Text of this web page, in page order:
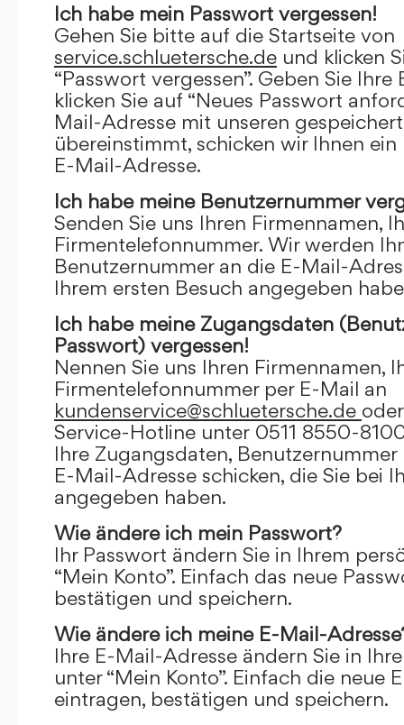
Ich habe mein Passwort vergessen!
Gehen Sie bitte auf die Startseite von
service.schluetersche.de und klicken
“Passwort vergessen”. Geben Sie
klicken Sie auf “Neues Passwort
Mail-Adresse mit unseren
übereinstimmt, schicken wir Ihnen
E-Mail-Adresse.
Ich habe meine Benutzernummer
Senden Sie uns Ihren Firmennamen,
Firmentelefonnummer. Wir werden
Benutzernummer an die E-Mail-
Ihrem ersten Besuch angegeben
Ich habe meine Zugangsdaten
Passwort) vergessen!
Nennen Sie uns Ihren Firmennamen,
Firmentelefonnummer per E-Mail an
kundenservice@schluetersche.de
Service-Hotline unter 0511 8550-
Ihre Zugangsdaten,
E-Mail-Adresse schicken, die Sie bei
angegeben haben.
Wie ändere ich mein Passwort?
Ihr Passwort ändern Sie in Ihrem
“Mein Konto”. Einfach das neue
bestätigen und speichern.
Wie ändere ich meine E-Mail-
Ihre E-Mail-Adresse ändern Sie in
unter “Mein Konto”. Einfach die neue
eintragen, bestätigen und speichern.